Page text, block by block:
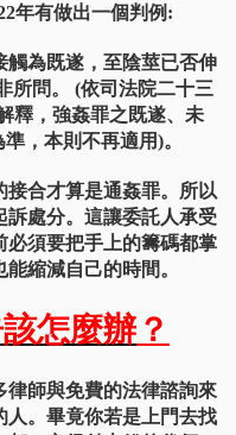
年有做出一個判例:
觸為既遂，至陰莖已否伸
所問。 (依司法院二十三
釋，強姦罪之既遂、未
，本則不再適用)。
接合才算是通姦罪。所以
訴處分。這讓委託人承受
必須要把手上的籌碼都掌
縮減自己的時間。
怎麼辦 ？
律師與免費的法律諮詢來
人。畢竟你若是上門去找